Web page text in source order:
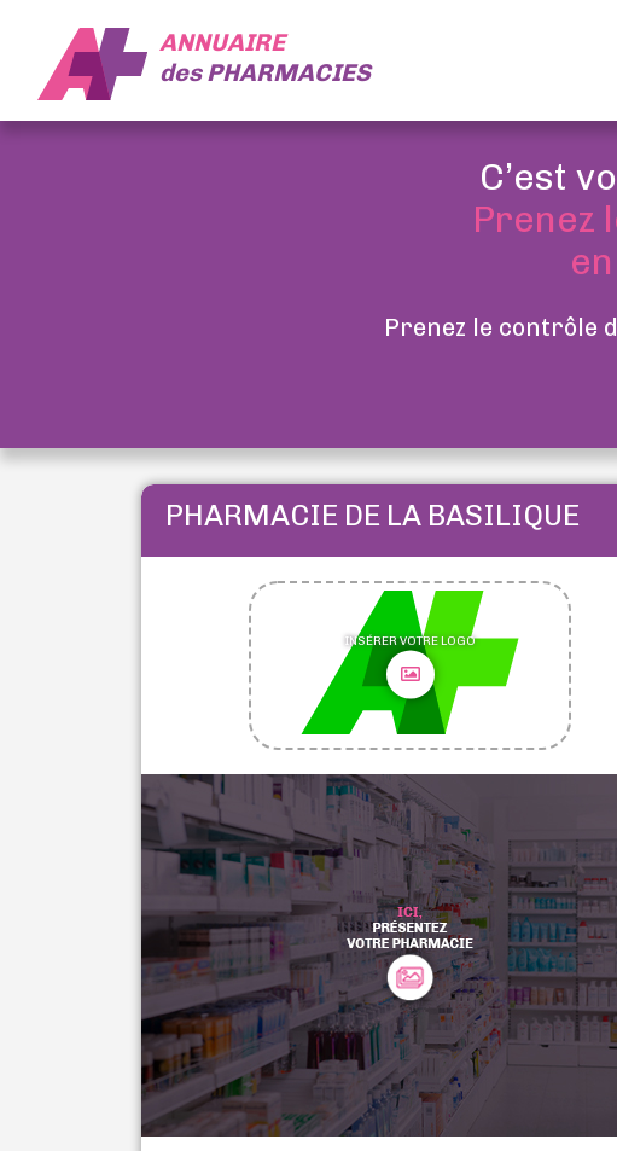
ANNUAIRE
desPHARMACIES
C’est
Prenez
Prenez le contrôle
PHARMACIE DE LA BASILIQUE
INSÉRER VOTRE LOGO